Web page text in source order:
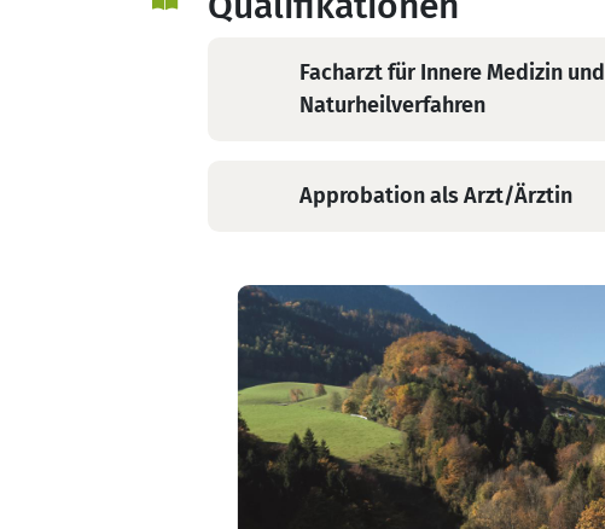
und
NaturheilverfahrenFacharzt für Innere Medizin und
Naturheilverfahren
Approbation als Arzt/Ärztin